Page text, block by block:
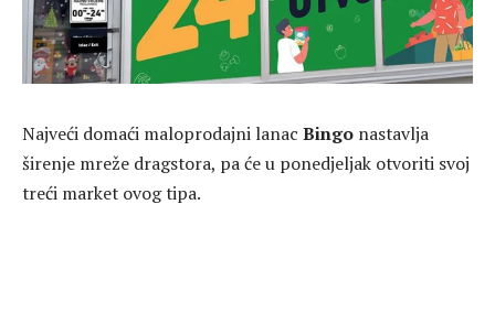
Najveći domaći maloprodajni lanac Bingo nastavlja
širenje mreže dragstora, pa će u ponedjeljak otvoriti svoj
treći market ovog tipa.